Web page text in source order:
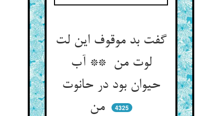
گفت بد موقوف این لت
لوت من ** آب
حیوان بود در حانوت
من
4325